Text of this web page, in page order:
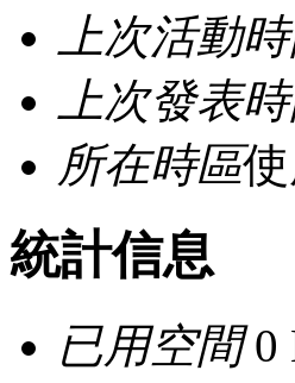
上次活動
上次發表
所在時區
統計信息
已用空間0